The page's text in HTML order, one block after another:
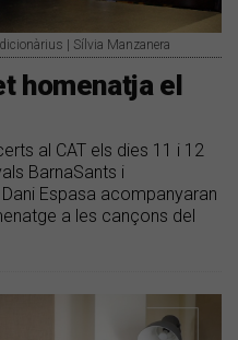
| Sílvia Manzanera
homenatja el
al CAT els dies 11 i 12
BarnaSants i
Espasa acompanyaran
a les cançons del